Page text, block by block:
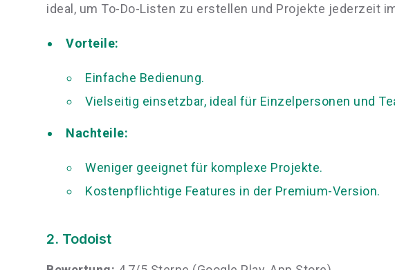
ideal, um To-Do-Listen zu erstellen und Projekte jederzeit
Vorteile:
Einfache Bedienung.
Vielseitig einsetzbar, ideal für Einzelpersonen und
Nachteile:
Weniger geeignet für komplexe Projekte.
Kostenpflichtige Features in der Premium-Version.
2. Todoist